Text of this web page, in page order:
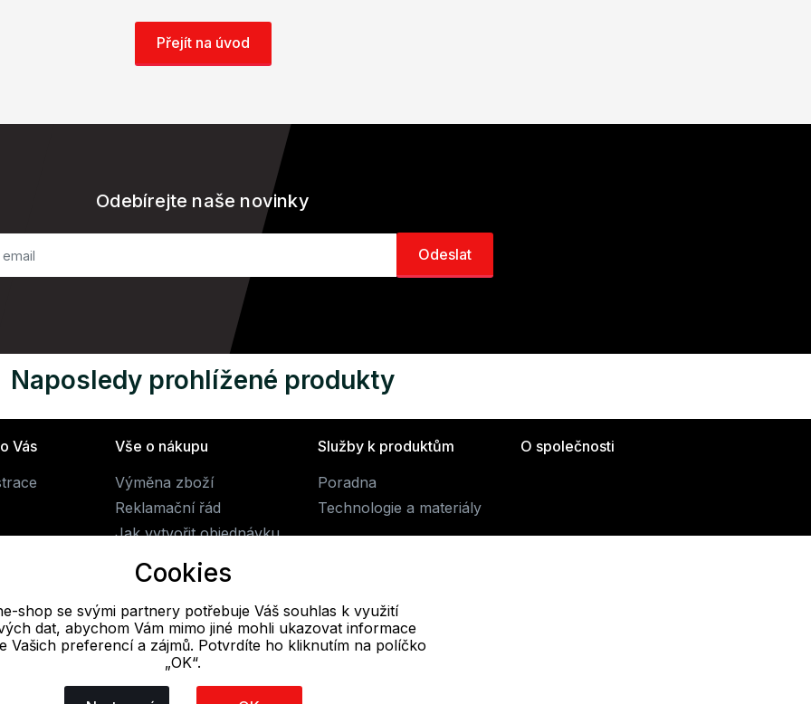
Přejít na úvod
Odebírejte naše novinky
Naposledy prohlížené produkty
Vás
Vše o nákupu
Výměna zboží
Reklamační řád
Jak vytvořit objednávku
Obchodní podmínky
Doprava
Služby k produktům
Poradna
Technologie a materiály
O společnosti
E-mail
obchod@alpine-shop.cz
Cookies
shop se svými partnery potřebuje Váš souhlas k využití
dat, abychom Vám mimo jiné mohli ukazovat informace
Vašich preferencí a zájmů. Potvrdíte ho kliknutím na políčko
„OK“.